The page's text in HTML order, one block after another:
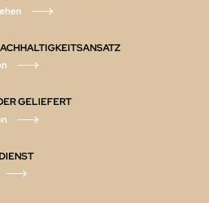
GELIEFERT